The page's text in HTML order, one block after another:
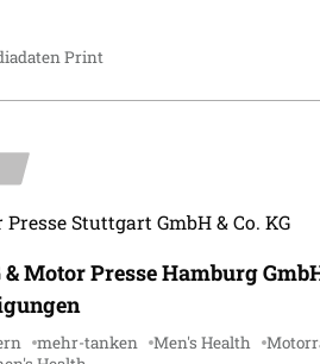
Print
Stuttgart GmbH & Co. KG
Motor Presse Hamburg
mehr-tanken Men's Health